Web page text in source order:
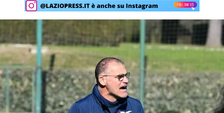
Rassegna Lazio
Social
Calcio
Serie A
Champions League